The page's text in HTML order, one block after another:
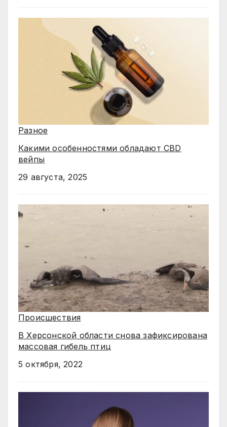
Разное
Какими особенностями обладают CBD
вейпы
29 августа, 2025
Происшествия
В Херсонской области снова зафиксирована
массовая гибель птиц
5 октября, 2022